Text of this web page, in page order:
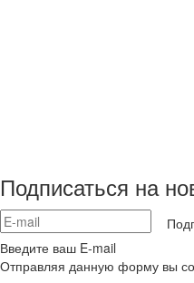
Подписаться на
Введите ваш E-mail
Отправляя данную форму вы